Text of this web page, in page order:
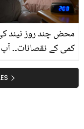
محض چند روز نیند
کمی کے نقصانات۔۔
توقع سے بھی کئی
جانیں کے نیند کی
کے لئے کتنی خطرناک